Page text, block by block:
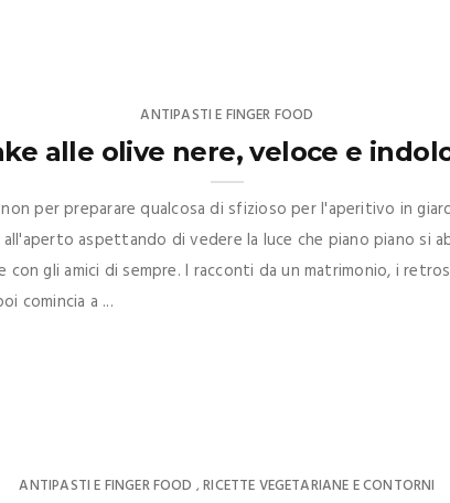
ANTIPASTI E FINGER FOOD
alle olive nere, veloce e
per preparare qualcosa di sfizioso per l'aperitivo in
aspettando di vedere la luce che piano piano si
con gli amici di sempre. I racconti da un matrimonio, i
comincia a ...
ANTIPASTI E FINGER FOOD ,RICETTE VEGETARIANE E CONTORNI